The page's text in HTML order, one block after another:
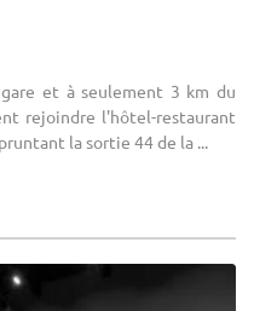
et à seulement 3 km du
rejoindre l'hôtel-restaurant
la sortie 44 de la ...